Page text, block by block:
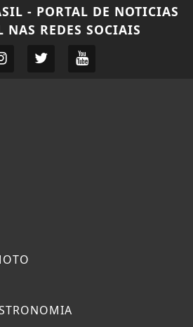
- PORTAL DE NOTICIAS
NAS REDES SOCIAIS